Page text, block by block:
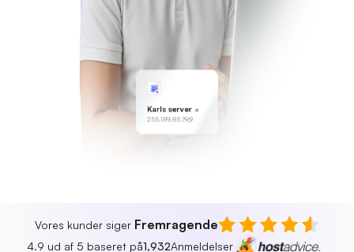
Karls server
255.189.85.19
Vores kunder siger Fremragende
4.9 ud af 5 baseret på1,932Anmeldelser